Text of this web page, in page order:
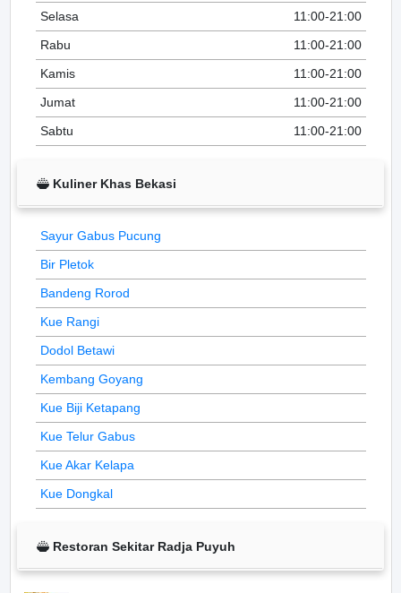
Selasa
11:00-21:00
Rabu
11:00-21:00
Kamis
11:00-21:00
Jumat
11:00-21:00
Sabtu
11:00-21:00
Kuliner Khas Bekasi
Sayur Gabus Pucung
Bir Pletok
Bandeng Rorod
Kue Rangi
Dodol Betawi
Kembang Goyang
Kue Biji Ketapang
Kue Telur Gabus
Kue Akar Kelapa
Kue Dongkal
Restoran Sekitar Radja Puyuh